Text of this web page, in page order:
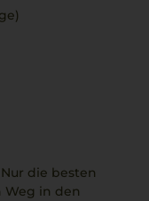
die besten
in den